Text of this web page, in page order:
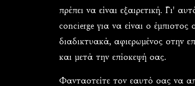
πρέπει να είναι εξαιρετική. Γι'
concierge για να είναι ο
διαδικτυακά, αφιερωμένος στην
και μετά την επίσκεψή σας.
Φανταστείτε τον εαυτό σας να